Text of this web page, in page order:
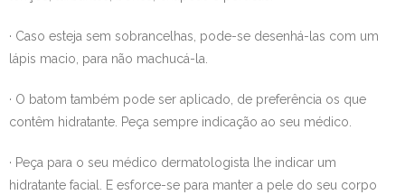
Orientação aos Familiares
· Caso esteja sem sobrancelhas, pode-se desenhá-las com um
lápis macio, para não machucá-la.
· O batom também pode ser aplicado, de preferência os que
contêm hidratante. Peça sempre indicação ao seu médico.
· Peça para o seu médico dermatologista lhe indicar um
hidratante facial. E esforce-se para manter a pele do seu corpo